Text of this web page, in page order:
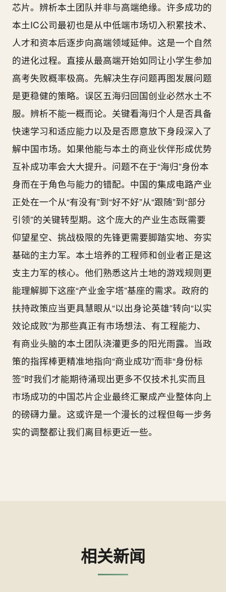
芯片。辨析本土团队并非与高端绝缘。许多成功的
本土IC公司最初也是从中低端市场切入积累技术、
人才和资本后逐步向高端领域延伸。这是一个自然
的进化过程。直接从最高端开始如同让小学生参加
高考失败概率极高。先解决生存问题再图发展问题
是更稳健的策略。误区五海归回国创业必然水土不
服。辨析不能一概而论。关键看海归个人是否具备
快速学习和适应能力以及是否愿意放下身段深入了
解中国市场。如果他能与本土的商业伙伴形成优势
互补成功率会大大提升。问题不在于“海归”身份本
身而在于角色与能力的错配。中国的集成电路产业
正处在一个从“有没有”到“好不好”从“跟随”到“部分
引领”的关键转型期。这个庞大的产业生态既需要
仰望星空、挑战极限的先锋更需要脚踏实地、夯实
基础的主力军。本土培养的工程师和创业者正是这
支主力军的核心。他们熟悉这片土地的游戏规则更
能理解脚下这座“产业金字塔”基座的需求。政府的
扶持政策应当更具慧眼从“以出身论英雄”转向“以实
效论成败”为那些真正有市场想法、有工程能力、
有商业头脑的本土团队浇灌更多的阳光雨露。当政
策的指挥棒更精准地指向“商业成功”而非“身份标
签”时我们才能期待涌现出更多不仅技术扎实而且
市场成功的中国芯片企业最终汇聚成产业整体向上
的磅礴力量。这或许是一个漫长的过程但每一步务
实的调整都让我们离目标更近一些。
相关新闻